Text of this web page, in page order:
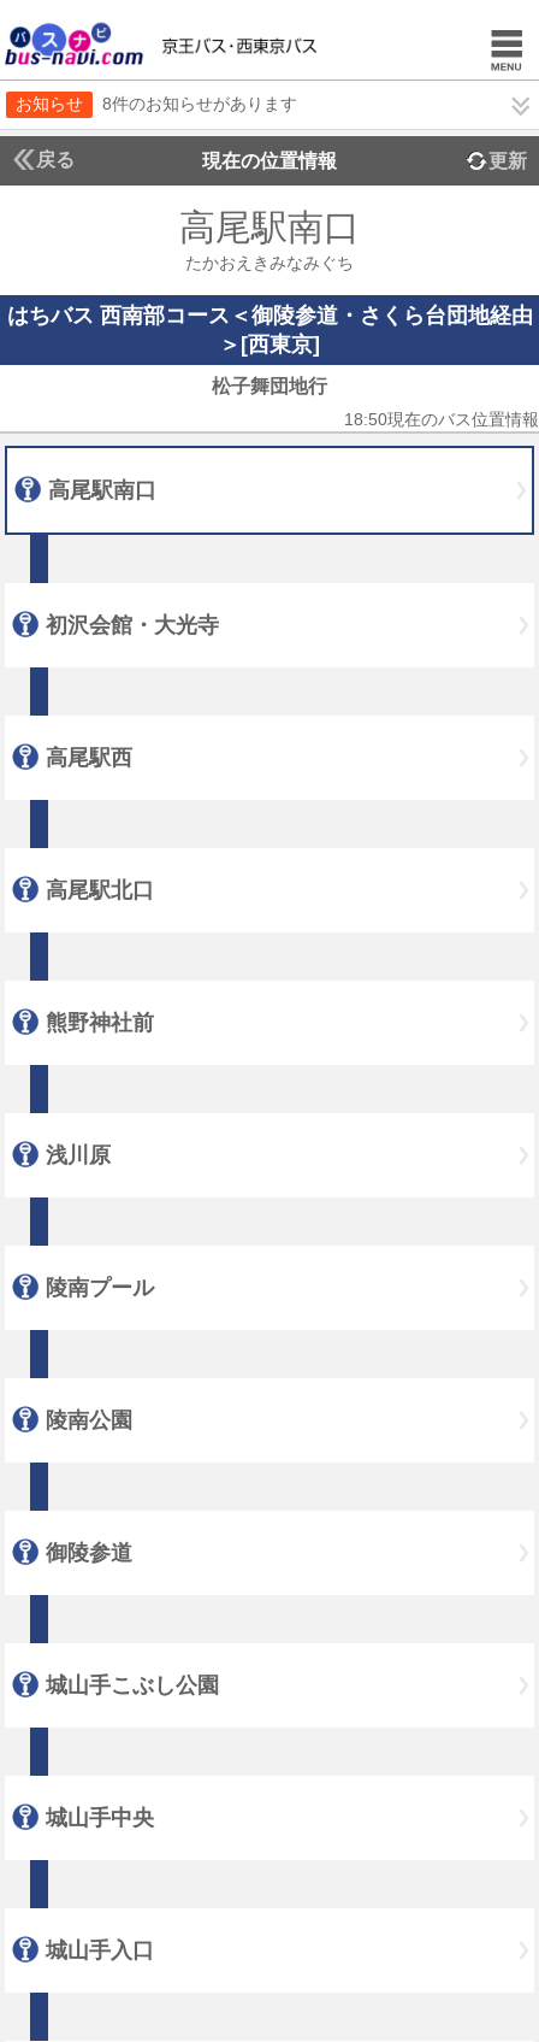
お知らせ 8件のお知らせがあります
戻る 現在の位置情報 更新
高尾駅南口
たかおえきみなみぐち
はちバス 西南部コース＜御陵参道・さくら台団地経由
＞[西東京]
松子舞団地行
18:50現在のバス位置情報
高尾駅南口
初沢会館・大光寺
高尾駅西
高尾駅北口
熊野神社前
浅川原
陵南プール
陵南公園
御陵参道
城山手こぶし公園
城山手中央
城山手入口